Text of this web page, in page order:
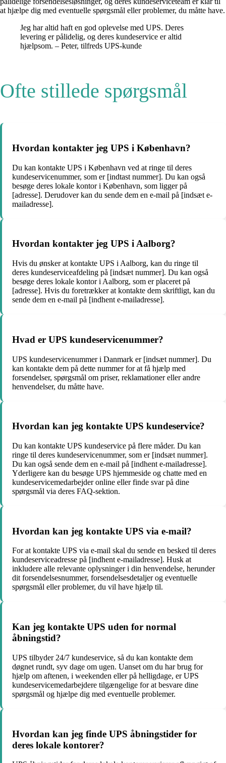
at hjælpe dig med eventuelle spørgsmål eller problemer, du måtte have.
Jeg har altid haft en god oplevelse med UPS. Deres
levering er pålidelig, og deres kundeservice er altid
hjælpsom. – Peter, tilfreds UPS-kunde
Ofte stillede spørgsmål
Hvordan kontakter jeg UPS i København?
Du kan kontakte UPS i København ved at ringe til deres
kundeservicenummer, som er [indtast nummer]. Du kan også
besøge deres lokale kontor i København, som ligger på
[adresse]. Derudover kan du sende dem en e-mail på [indsæt e-
mailadresse].
Hvordan kontakter jeg UPS i Aalborg?
Hvis du ønsker at kontakte UPS i Aalborg, kan du ringe til
deres kundeserviceafdeling på [indsæt nummer]. Du kan også
besøge deres lokale kontor i Aalborg, som er placeret på
[adresse]. Hvis du foretrækker at kontakte dem skriftligt, kan du
sende dem en e-mail på [indhent e-mailadresse].
Hvad er UPS kundeservicenummer?
UPS kundeservicenummer i Danmark er [indsæt nummer]. Du
kan kontakte dem på dette nummer for at få hjælp med
forsendelser, spørgsmål om priser, reklamationer eller andre
henvendelser, du måtte have.
Hvordan kan jeg kontakte UPS kundeservice?
Du kan kontakte UPS kundeservice på flere måder. Du kan
ringe til deres kundeservicenummer, som er [indsæt nummer].
Du kan også sende dem en e-mail på [indhent e-mailadresse].
Yderligere kan du besøge UPS hjemmeside og chatte med en
kundeservicemedarbejder online eller finde svar på dine
spørgsmål via deres FAQ-sektion.
Hvordan kan jeg kontakte UPS via e-mail?
For at kontakte UPS via e-mail skal du sende en besked til deres
kundeserviceadresse på [indhent e-mailadresse]. Husk at
inkludere alle relevante oplysninger i din henvendelse, herunder
dit forsendelsesnummer, forsendelsesdetaljer og eventuelle
spørgsmål eller problemer, du vil have hjælp til.
Kan jeg kontakte UPS uden for normal
åbningstid?
UPS tilbyder 24/7 kundeservice, så du kan kontakte dem
døgnet rundt, syv dage om ugen. Uanset om du har brug for
hjælp om aftenen, i weekenden eller på helligdage, er UPS
kundeservicemedarbejdere tilgængelige for at besvare dine
spørgsmål og hjælpe dig med eventuelle problemer.
Hvordan kan jeg finde UPS åbningstider for
deres lokale kontorer?